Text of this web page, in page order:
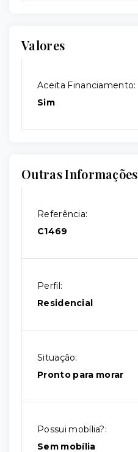
Valores
Aceita Financiamento:
Sim
Outras Informações
Referência:
C1469
Perfil:
Residencial
Situação:
Pronto para morar
Possui mobília?:
Sem mobília